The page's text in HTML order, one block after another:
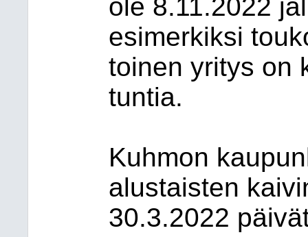
ole 8.11.2022
esimerkiksi
toinen yritys on
tuntia.
Kuhmon
alustaisten
30.3.2022